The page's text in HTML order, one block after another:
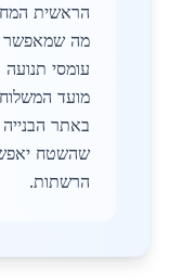
הראשית
מה שמאפשר
עומסי
מועד
באתר
שהשטח
הרשתות.